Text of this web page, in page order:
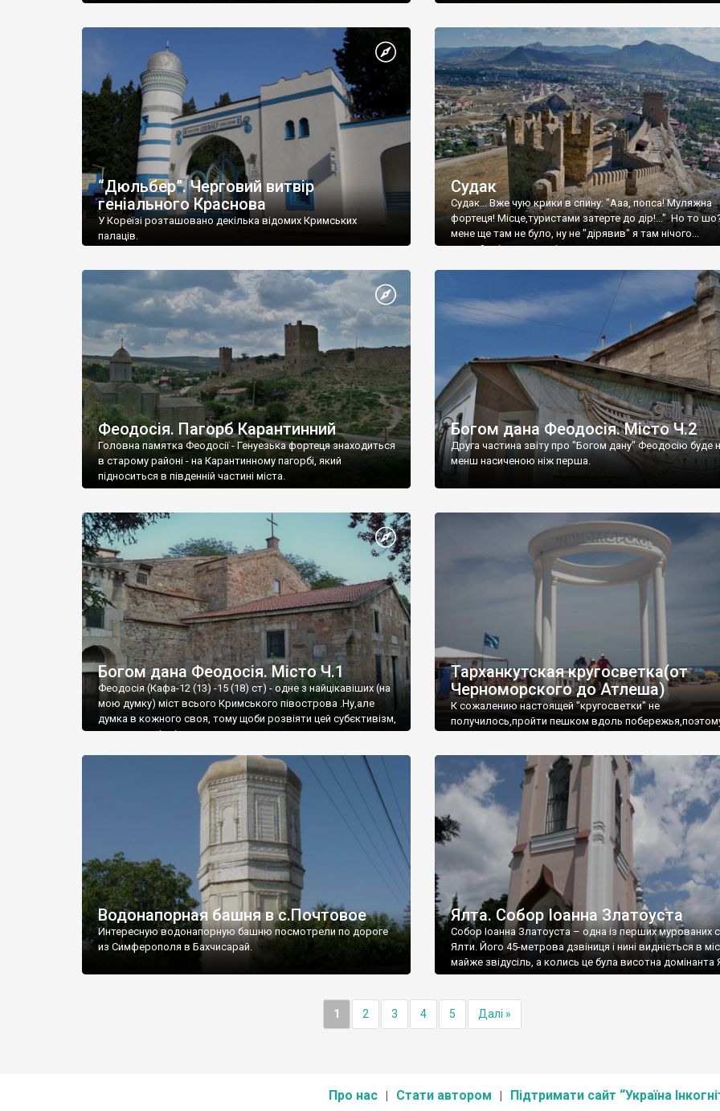
“Дюльбер”. Черговий витвір
геніального Краснова
У Кореїзі розташовано декілька відомих Кримських
палаців.
Судак
Судак... Вже чую крики в спину: "Ааа, попса! Муляжна
фортеця! Місце,туристами затерте до дір!..." Но то
мене ще там не було, ну не "дірявив" я там нічого...
принаймні до цього літа.
Феодосія. Пагорб Карантинний
Головна памятка Феодосії - Генуезька фортеця знаходиться
в старому районі - на Карантинному пагорбі, який
підноситься в південній частині міста.
Богом дана Феодосія. Місто Ч.2
Друга частина звіту про "Богом дану" Феодосію буде
менш насиченою ніж перша.
Богом дана Феодосія. Місто Ч.1
Феодосія (Кафа-12 (13) -15 (18) ст) - одне з найцікавіших (на
мою думку) міст всього Кримського півострова .Ну,але
думка в кожного своя, тому щоби розвіяти цей субєктивізм,
запрошую відвідати це
Тарханкутская кругосветка(от
Черноморского до Атлеша)
К сожалению настоящей "кругосветки" не
получилось,пройти пешком вдоль
Водонапорная башня в с.Почтовое
Интересную водонапорную башню посмотрели по дороге
из Симферополя в Бахчисарай.
Ялта. Собор Іоанна Златоуста
Собор Іоанна Златоуста – одна із перших мурованих
Ялти. Його 45-метрова дзвіниця і нині видніється в
майже звідусіль, а колись це була висотна домінанта
1 2 3 4 5 Далі »
Про нас Стати автором Підтримати сайт “Україна